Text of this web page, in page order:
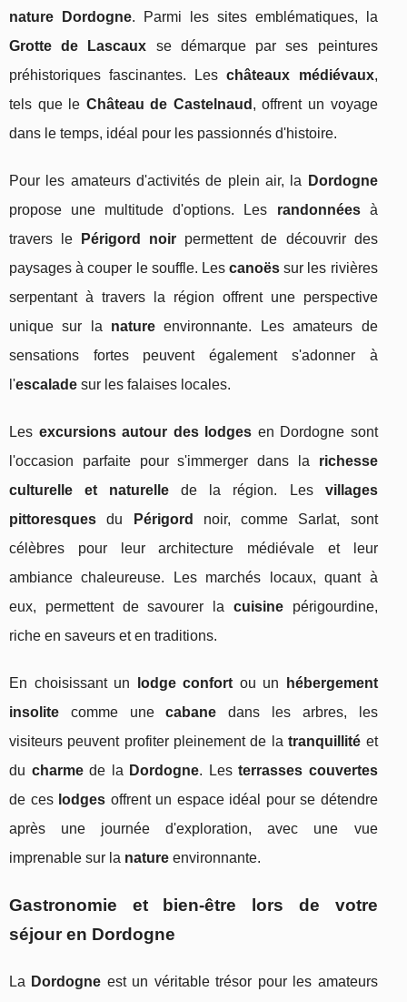
nature Dordogne. Parmi les sites emblématiques, la
Grotte de Lascaux se démarque par ses peintures
préhistoriques fascinantes. Leschâteaux médiévaux,
tels que le Château de Castelnaud , offrent un voyage
dans le temps, idéal pour les passionnés d'histoire.
Pour les amateurs d'activités de plein air, la
Dordogne
propose une multitude d'options. Les randonnéesà
travers le
Périgord noir permettent de découvrir des
paysages à couper le souffle. Lescanoës sur les rivières
serpentant à travers la région offrent une perspective
unique sur la nature environnante. Les amateurs de
sensations fortes peuvent également s'adonner à
l'escalade sur les falaises locales.
Les excursions autour des lodges en Dordogne sont
l'occasion parfaite pour s'immerger dans la richesse
culturelle et naturelle de la région. Les villages
pittoresques du Périgord
noir, comme Sarlat, sont
célèbres pour leur architecture médiévale et leur
ambiance chaleureuse. Les marchés locaux, quant à
eux, permettent de savourer la cuisinepérigourdine,
riche en saveurs et en traditions.
En choisissant un lodge confort ou un
hébergement
insolite comme unecabane dans les arbres, les
visiteurs peuvent profiter pleinement de latranquillité et
du charmede la Dordogne. Lesterrasses couvertes
de ces lodges offrent un espace idéal pour se détendre
après une journée d'exploration, avec une vue
imprenable sur la nature environnante.
Gastronomie et bien-être lors de votre
séjour en Dordogne
La Dordogne est un véritable trésor pour les amateurs